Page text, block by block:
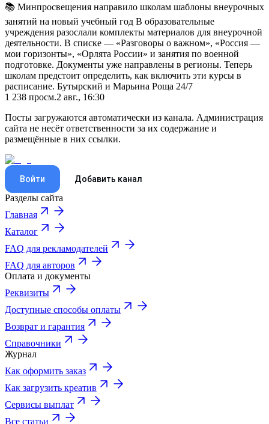
📚 Минпросвещения направило школам шаблоны внеурочных
занятий на новый учебный год В образовательные
учреждения разослали комплекты материалов для внеурочной
деятельности. В списке — «Разговоры о важном», «Россия —
мои горизонты», «Орлята России» и занятия по военной
подготовке. Документы уже направлены в регионы. Теперь
школам предстоит определить, как включить эти курсы в
расписание. Бутырский и Марьина Роща 24/7
1 238 просм.2 авг., 16:30
Посты загружаются автоматически из канала. Администрация
сайта не несёт ответственности за их содержание и
размещённые в них ссылки.
Войти Добавить канал
Разделы сайта
Главная
Каталог
FAQ для рекламодателей
FAQ для авторов
Оплата и документы
Реквизиты
Доступные способы оплаты
Возврат и гарантия
Справочники
Журнал
Как оформить заказ
Как загрузить креатив
Сервисы выплат
Все статьи